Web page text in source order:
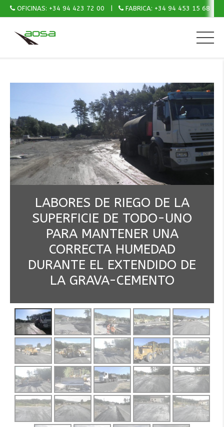
OFICINAS: +34 94 423 72 00 FABRICA: +34 94 453 15 68
LABORES DE RIEGO DE LA
SUPERFICIE DE TODO-UNO
PARA MANTENER UNA
CORRECTA HUMEDAD
DURANTE EL EXTENDIDO DE
LA GRAVA-CEMENTO
GRAVA-CEMENTO
CTERA.N634 PK93+900 AL PK
96+100 AMOREBIETA
ERLETXES